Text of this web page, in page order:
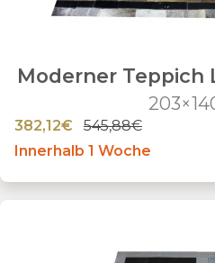
Moderner Teppich
382,12€
545,88€
Innerhalb 1 Woche